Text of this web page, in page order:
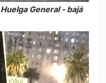
General - bajá